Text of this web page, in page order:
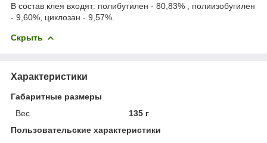
В состав клея входят: полибутилен - 80,83% , полиизобугилен
- 9,60%, циклозан - 9,57%.
Скрыть
Характеристики
Габаритные размеры
Вес
135 г
Пользовательские характеристики